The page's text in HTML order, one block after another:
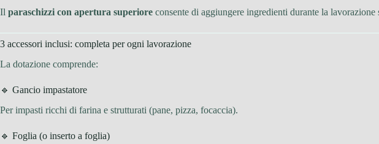
Il paraschizzi con apertura superiore consente di aggiungere ingredienti durante la lavorazione
3 accessori inclusi: completa per ogni lavorazione
La dotazione comprende:
🔹 Gancio impastatore
Per impasti ricchi di farina e strutturati (pane, pizza, focaccia).
🔹 Foglia (o inserto a foglia)